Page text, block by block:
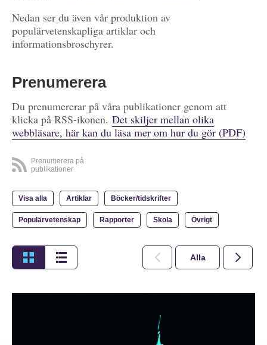
Nedan ser du även vår produktion av
populärvetenskapliga artiklar och
informationsbroschyrer.
Prenumerera
Du prenumererar på våra publikationer genom att
klicka på RSS-ikonen. Det skiljer mellan olika
webbläsare, här kan du läsa mer om hur du gör (PDF)
Prenumerera på
publikationer
Visa alla Artiklar Böcker/tidskrifter
Populärvetenskap Rapporter Skola Övrigt
Alla 2026